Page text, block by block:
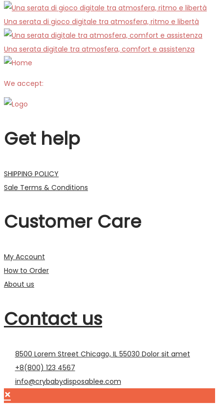
Una serata di gioco digitale tra atmosfera, ritmo e libertà
Una serata digitale tra atmosfera, comfort e assistenza
We accept:
Get help
SHIPPING POLICY
Sale Terms & Conditions
Customer Care
My Account
How to Order
About us
Contact us
8500 Lorem Street Chicago, IL 55030 Dolor sit amet
+8(800) 123 4567
info@crybabydisposablee.com
×